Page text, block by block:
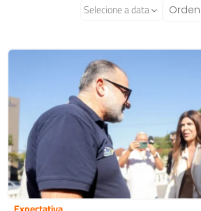
Selecione a data